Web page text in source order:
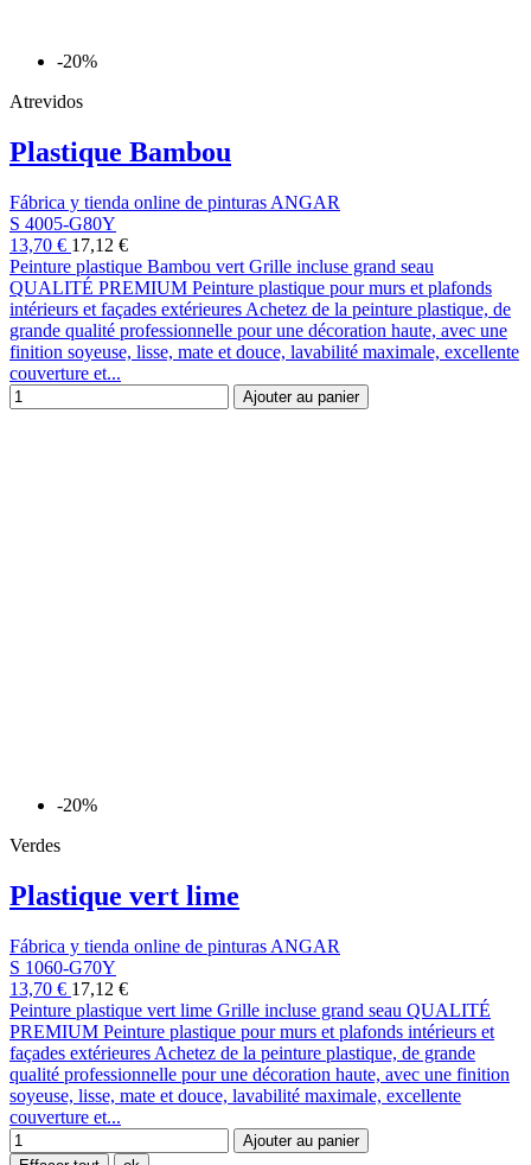
-20%
Atrevidos
Plastique Bambou
Fábrica y tienda online de pinturas ANGAR
S 4005-G80Y
13,70 € 17,12 €
Peinture plastique Bambou vert Grille incluse grand seau
QUALITÉ PREMIUM Peinture plastique pour murs et plafonds
intérieurs et façades extérieures Achetez de la peinture plastique, de
grande qualité professionnelle pour une décoration haute, avec une
finition soyeuse, lisse, mate et douce, lavabilité maximale, excellente
couverture et...
Ajouter au panier
-20%
Verdes
Plastique vert lime
Fábrica y tienda online de pinturas ANGAR
S 1060-G70Y
13,70 € 17,12 €
Peinture plastique vert lime Grille incluse grand seau QUALITÉ
PREMIUM Peinture plastique pour murs et plafonds intérieurs et
façades extérieures Achetez de la peinture plastique, de grande
qualité professionnelle pour une décoration haute, avec une finition
soyeuse, lisse, mate et douce, lavabilité maximale, excellente
couverture et...
Ajouter au panier